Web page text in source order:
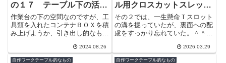
の１７ テーブル下の活用
方法を考えながらついでに
壁面収納してみた
作業台の下の空間なのですが、工
具類を入れたコンテナＢＯＸを積
み上げようか、引き出し的なもの
が考えがまとまらず。とりあえず
コンパネを...
2024.08.26
ル用クロスカットスレッド
を作ってみた その３
その２では、一生懸命Ｔスロット
の溝を掘っていたが、裏面への配
慮をすっかり忘れていた。＾＾；
を取り付けないといけないのだ
が、位置がＴ...
2026.03.29
自作ワークテーブル的なもの 自作ワークテーブル的なもの